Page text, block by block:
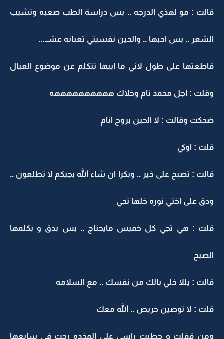
قالت : مو لهذي الدرجه .. بس دراسة الطب صعبه وتشيب
الشعر .. بس احبها .. والحين نفسيتي تعبانه عشـ....
قاطعتها على طول لاني ما ابيها تتكلم عن موضوع العيال
وقلت : اجل محمد نام وخلاك ههههههههههه
ضحكت وقالت : لا الحين بروح انام
قلت : اوكي
قالت : تصبح على خير .. وبكرا ان شاء الله بجيكم لا تطلعون ..
ودق على اختي نوره خلها تجي
قلت : هي تجي كل خميس مايحتاج .. بس بدق و بكلمها
الصبح
قالت : يللا خلي بالك من نفسك .. مع السلامه
قلت : لا توصين حريص .. الله معك
ومن قفلت و حطيت راسي على المخده رحت في سابعها